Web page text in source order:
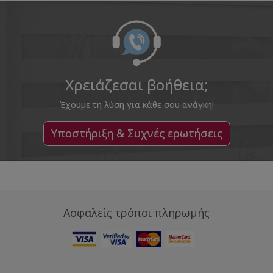
Χρειάζεσαι βοήθεια;
Έχουμε τη λύση για κάθε σου ανάγκη!
Υποστήριξη & Συχνές ερωτήσεις
Ασφαλείς τρόποι πληρωμής